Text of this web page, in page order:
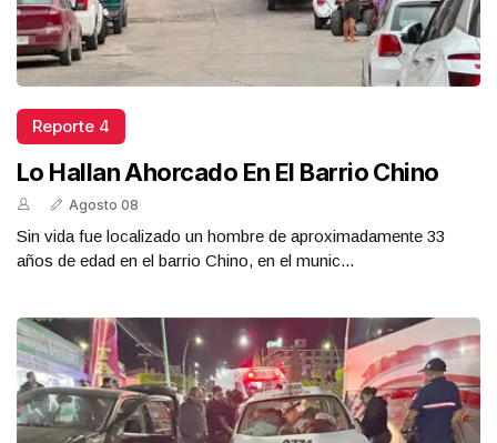
Reporte 4
Lo Hallan Ahorcado En El Barrio Chino
Agosto 08
Sin vida fue localizado un hombre de aproximadamente 33
años de edad en el barrio Chino, en el munic...